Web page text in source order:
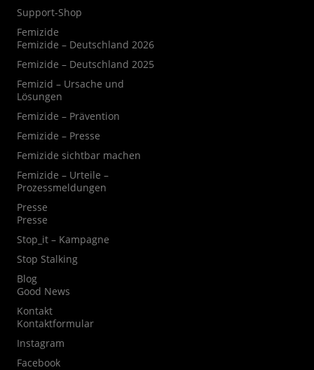
Support-Shop
Femizide
Femizide – Deutschland 2026
Femizide – Deutschland 2025
Femizid – Ursache und
Lösungen
Femizide – Prävention
Femizide – Presse
Femizide sichtbar machen
Femizide – Urteile –
Prozessmeldungen
Presse
Presse
Stop_it – Kampagne
Stop Stalking
Blog
Good News
Kontakt
Kontaktformular
Instagram
Facebook